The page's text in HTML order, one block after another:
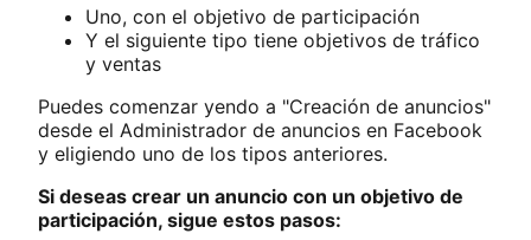
Uno, con el objetivo de participación
Y el siguiente tipo tiene objetivos de tráfico
y ventas
Puedes comenzar yendo a "Creación de anuncios"
desde el Administrador de anuncios en Facebook
y eligiendo uno de los tipos anteriores.
Si deseas crear un anuncio con un objetivo de
participación, sigue estos pasos: